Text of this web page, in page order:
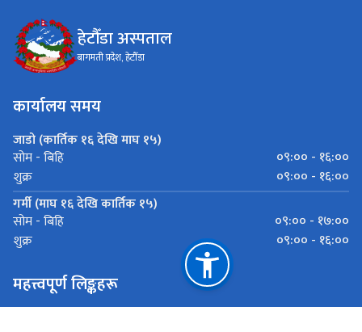
हेटौँडा अस्पताल
बागमती प्रदेश, हेटौँडा
कार्यालय समय
जाडो (कार्तिक १६ देखि माघ १५)
सोम - बिहि
०९:०० - १६:००
शुक्र
०९:०० - १६:००
गर्मी (माघ १६ देखि कार्तिक १५)
सोम - बिहि
०९:०० - १७:००
शुक्र
०९:०० - १६:००
महत्त्वपूर्ण लिङ्कहरू